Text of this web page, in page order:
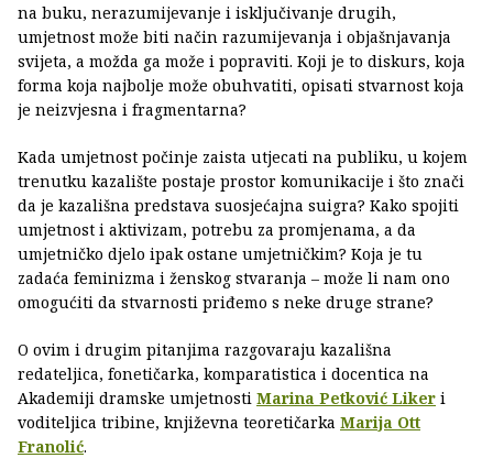
na buku, nerazumijevanje i isključivanje drugih,
umjetnost može biti način razumijevanja i objašnjavanja
svijeta, a možda ga može i popraviti. Koji je to diskurs, koja
forma koja najbolje može obuhvatiti, opisati stvarnost koja
je neizvjesna i fragmentarna?
Kada umjetnost počinje zaista utjecati na publiku, u kojem
trenutku kazalište postaje prostor komunikacije i što znači
da je kazališna predstava suosjećajna suigra? Kako spojiti
umjetnost i aktivizam, potrebu za promjenama, a da
umjetničko djelo ipak ostane umjetničkim? Koja je tu
zadaća feminizma i ženskog stvaranja – može li nam ono
omogućiti da stvarnosti priđemo s neke druge strane?
O ovim i drugim pitanjima razgovaraju kazališna
redateljica, fonetičarka, komparatistica i docentica na
Akademiji dramske umjetnosti Marina Petković Liker i
voditeljica tribine, književna teoretičarka Marija Ott
Franolić.